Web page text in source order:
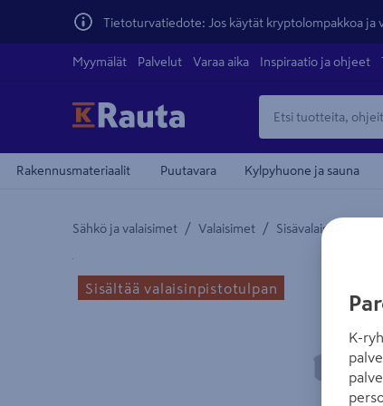
Tietoturvatiedote: Jos käytät kryptolompakkoa ja
Myymälät Palvelut Varaa aika Inspiraatio ja ohjeet
Rakennusmateriaalit Puutavara Kylpyhuone ja sauna
Sähkö ja valaisimet / Valaisimet / Sisävalaisimet
Yksityiskohtainen kuvaus löytyy Tuotteen
Sisältää valaisinpistotulpan
K-